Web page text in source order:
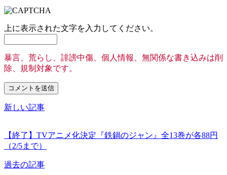
上に表示された文字を入力してください。
暴言、荒らし、誹謗中傷、個人情報、無関係な書き込みは削
除、規制対象です。
新しい記事
【終了】TVアニメ化決定『鉄鍋のジャン』全13巻が各88円
（2/5まで）
過去の記事